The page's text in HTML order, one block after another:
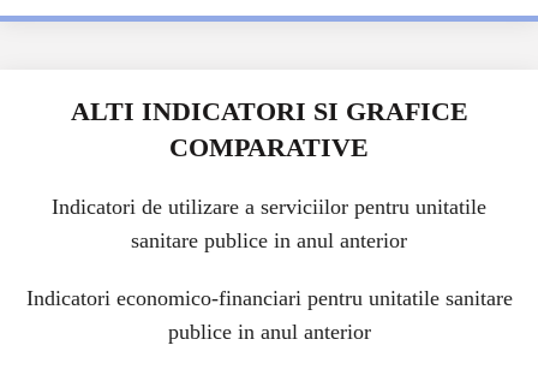
ALTI INDICATORI SI GRAFICE
COMPARATIVE
Indicatori de utilizare a serviciilor pentru unitatile
sanitare publice in anul anterior
Indicatori economico-financiari pentru unitatile sanitare
publice in anul anterior